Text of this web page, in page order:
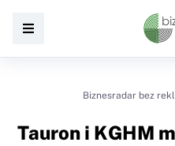
Biznesradar bez
Tauron i KGHM